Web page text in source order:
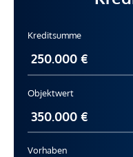
Kreditsumme
Objektwert
Vorhaben